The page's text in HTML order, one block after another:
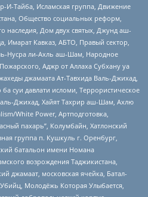
И-Тайба, Исламская группа, Движение
Общество социальных реформ,
наследия, Дом двух святых, Джунд аш-
Имарат Кавказ, АБТО, Правый сектор,
Нусра ли-Ахль аш-Шам, Народное
Аджр от Аллаха Субхану уа
джамаата Ат-Тавхида Валь-Джихад,
суи давлати исломи, Террористическое
Джихад, Хайят Тахрир аш-Шам, Ахлю
White Power, Артподготовка,
пахарь”, Колумбайн, Хатлонский
группа п. Кушкуль г. Оренбург,
батальон имени Номана
возрождения Таджикистана,
джамаат, московская ячейка, Батал-
Молодёжь Которая Улыбается,